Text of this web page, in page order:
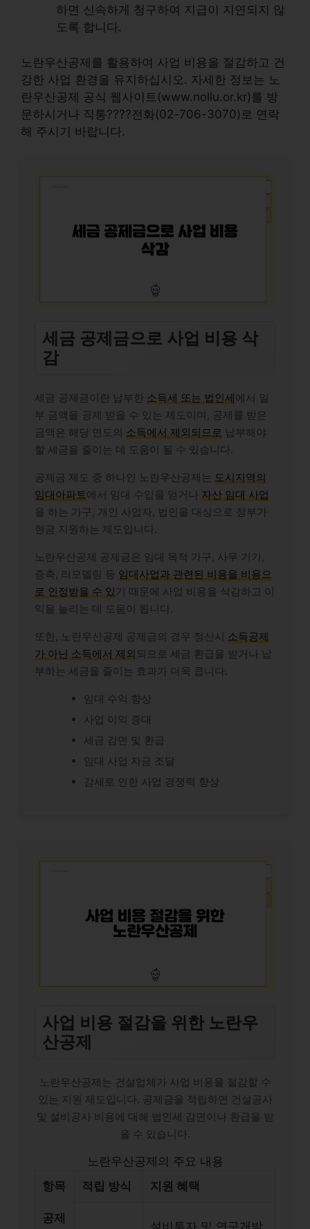
하면 신속하게 청구하여 지급이 지연되지 않
도록 합니다.
노란우산공제를 활용하여 사업 비용을 절감하고 건
강한 사업 환경을 유지하십시오. 자세한 정보는 노
란우산공제 공식 웹사이트(www.nollu.or.kr)를 방
문하시거나 직통????전화(02-706-3070)로 연락
해 주시기 바랍니다.
세금 공제금으로 사업 비용 삭
감
세금 공제금이란 납부한 소득세 또는 법인세에서 일
부 금액을 공제 받을 수 있는 제도이며, 공제를 받은
금액은 해당 연도의 소득에서 제외되므로 납부해야
할 세금을 줄이는 데 도움이 될 수 있습니다.
공제금 제도 중 하나인 노란우산공제는 도시지역의
임대아파트에서 임대 수입을 얻거나 자산 임대 사업
을 하는 가구, 개인 사업자, 법인을 대상으로 정부가
현금 지원하는 제도입니다.
노란우산공제 공제금은 임대 목적 가구, 사무 기기,
증축, 리모델링 등 임대사업과 관련된 비용을 비용으
로 인정받을 수 있 기 때문에 사업 비용을 삭감하고 이
익을 늘리는 데 도움이 됩니다.
또한, 노란우산공제 공제금의 경우 정산시 소득공제
가 아닌 소득에서 제외 되므로 세금 환급을 받거나 납
부하는 세금을 줄이는 효과가 더욱 큽니다.
임대 수익 향상
사업 이익 증대
세금 감면 및 환급
임대 사업 자금 조달
감세로 인한 사업 경쟁력 향상
사업 비용 절감을 위한 노란우
산공제
노란우산공제는 건설업체가 사업 비용을 절감할 수
있는 지원 제도입니다. 공제금을 적립하면 건설공사
및 설비공사 비용에 대해 법인세 감면이나 환급을 받
을 수 있습니다.
노란우산공제의 주요 내용
항목
적립 방식 지원 혜택
공제